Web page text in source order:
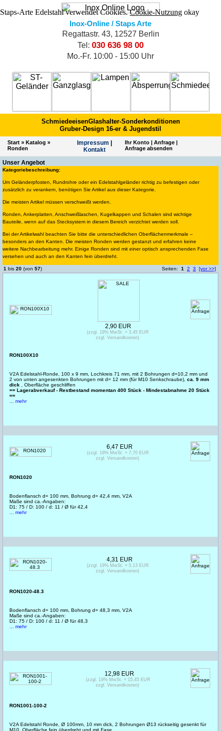
Staps-Arte Edelstahl verwendet Cookies.Cookie-Nutzung okay
Inox-Online / Staps Arte
Regattastr. 43, 12527 Berlin
Tel: 030 636 98 00
Mo.-Fr. 10:00 - 15:00 Uhr
SchmiedeeisenGlashalter-Sonderkonditionen
Gruber-Design 16-er & Jugendstil
Start » Katalog »
Ronden
Impres­sum
Kontakt
Ihr Konto |Anfrage |
Anfrage absenden
Unser Angebot
Kategoriebeschreibung:
Um Geländerpfosten, Rundrohre oder ein Edelstahlgeländer richtig zu befestigen oder
zusätzlich zu verankern, benötigen Sie Artikel aus dieser Kategorie.
Die meisten Artikel müssen verschweißt werden.
Ronden, Ankerplatten, Anschweißlaschen, Kugelkappen und Schalen sind wichtige
Bauteile, wenn auf das Stecksystem in diesem Bereich verzichtet werden soll.
Bei der Artikelwahl beachten Sie bitte die unterschiedlichen Oberflächenmerkmale –
besonders an den Kanten. Die meisten Ronden werden gestanzt und erfahren keine
weitere Nachbearbeitung mehr. Einige Ronden sind mit einer optisch ansprechenden Fase
versehen und auch an den Kanten fein überdreht.
1 bis 20 (von 57) Seiten: 1 2 3 [vor >>]
RON100X10
V2A Edelstahl-Ronde, 100 x 9 mm, Lochkreis 71 mm, mit 2 Bohrungen d=10,2 mm und
2 von unten angesenkten Bohrungen mit d= 12 mm (für M10 Senkschraube), ca. 9 mm
dick
, Oberfläche geschliffen
== Lagerabverkauf - Restbestand momentan 400 Stück - Mindestabnahme 20 Stück
==
... mehr
2,90 EUR
(zzgl. 19% MwSt. = 3,45 EUR
zzgl. Versandkosten)
RON1020
Bodenflansch d= 100 mm, Bohrung d= 42,4 mm, V2A
Maße sind ca.-Angaben:
D1: 75 / D: 100 / d: 11 / Ø für 42,4
... mehr
6,47 EUR
(zzgl. 19% MwSt. = 7,70 EUR
zzgl. Versandkosten)
RON1020-48.3
Bodenflansch d= 100 mm, Bohrung d= 48,3 mm, V2A
Maße sind ca.-Angaben:
D1: 75 / D: 100 / d: 11 / Ø für 48,3
... mehr
4,31 EUR
(zzgl. 19% MwSt. = 5,13 EUR
zzgl. Versandkosten)
RON1001-100-2
V2A Edelstahl Ronde, Ø 100mm, 10 mm dick, 2 Bohrungen Ø13 rückseitig gesenkt für
M10, Oberfläche fein überdreht und mit Fase
12,98 EUR
(zzgl. 19% MwSt. = 15,45 EUR
zzgl. Versandkosten)